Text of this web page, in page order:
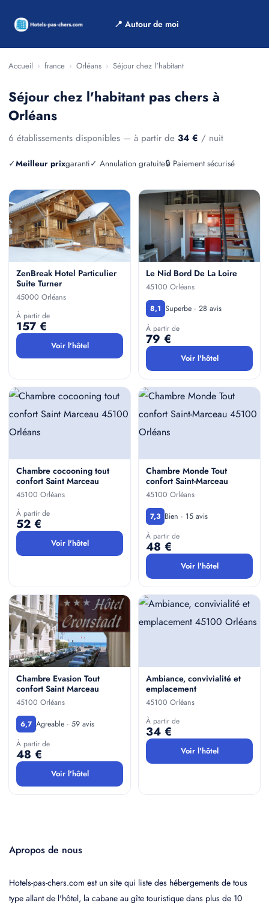
📍 Autour de moi
Accueil › france › Orléans › Séjour chez l'habitant
Séjour chez l'habitant pas chers à
Orléans
6 établissements disponibles — à partir de 34 € / nuit
✓Meilleur prixgaranti✓ Annulation gratuite🔒 Paiement sécurisé
ZenBreak Hotel Particulier
Suite Turner
45000 Orléans
À partir de
157 €
Voir l'hôtel
Le Nid Bord De La Loire
45100 Orléans
8,1 Superbe · 28 avis
À partir de
79 €
Voir l'hôtel
Chambre cocooning tout
confort Saint Marceau
45100 Orléans
À partir de
52 €
Voir l'hôtel
Chambre Monde Tout
confort Saint-Marceau
45100 Orléans
7,3 Bien · 15 avis
À partir de
48 €
Voir l'hôtel
Chambre Evasion Tout
confort Saint Marceau
45100 Orléans
6,7 Agreable · 59 avis
À partir de
48 €
Voir l'hôtel
Ambiance, convivialité et
emplacement
45100 Orléans
À partir de
34 €
Voir l'hôtel
Apropos de nous
Hotels-pas-chers.com est un site qui liste des hébergements de tous
type allant de l'hôtel, la cabane au gîte touristique dans plus de 10